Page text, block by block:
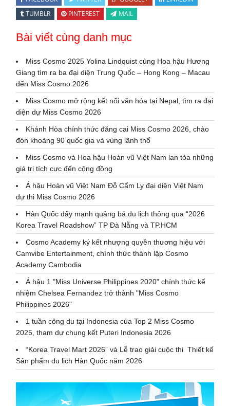
TUMBLR
PINTEREST MAIL
Bài viết cùng danh mục
Miss Cosmo 2025 Yolina Lindquist cùng Hoa hậu Hương
Giang tìm ra ba đại diện Trung Quốc – Hong Kong – Macau
đến Miss Cosmo 2026
Miss Cosmo mở rộng kết nối văn hóa tại Nepal, tìm ra đại
diện dự Miss Cosmo 2026
Khánh Hòa chính thức đăng cai Miss Cosmo 2026, chào
đón khoảng 90 quốc gia và vùng lãnh thổ
Miss Cosmo và Hoa hậu Hoàn vũ Việt Nam lan tỏa những
giá trị tích cực đến cộng đồng
Á hậu Hoàn vũ Việt Nam Đỗ Cẩm Ly đại diện Việt Nam
dự thi Miss Cosmo 2026
Hàn Quốc đẩy mạnh quảng bá du lịch thông qua “2026
Korea Travel Roadshow” TP Đà Nẵng và TP.HCM
Cosmo Academy ký kết nhượng quyền thương hiệu với
Camvibe Entertainment, chính thức thành lập Cosmo
Academy Cambodia
Á hậu 1 "Miss Universe Philippines 2020" chính thức kế
nhiệm Chelsea Fernandez trở thành "Miss Cosmo
Philippines 2026"
1 tuần công du tại Indonesia của Top 2 Miss Cosmo
2025, tham dự chung kết Puteri Indonesia 2026
“Korea Travel Mart 2026” và Lễ trao giải cuộc thi Thiết kế
Sản phẩm du lịch Hàn Quốc năm 2026